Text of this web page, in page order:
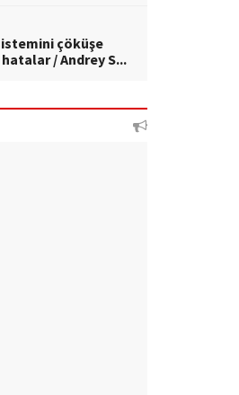
çöküşe
/ Andrey S...